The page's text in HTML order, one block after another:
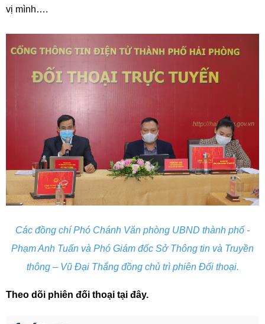
vị mình….
Các đồng chí Phó Chánh Văn phòng UBND thành phố -
Phạm Anh Tuấn và Phó Giám đốc Sở Thông tin và Truyền
thông – Vũ Đại Thắng đồng chủ trì phiên Đối thoại.
Theo dõi phiên đối thoại tại đây.